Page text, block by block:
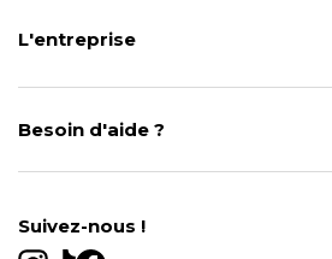
L'entreprise
Besoin d'aide ?
Contact
Gestion des cookies
Suivez-nous !